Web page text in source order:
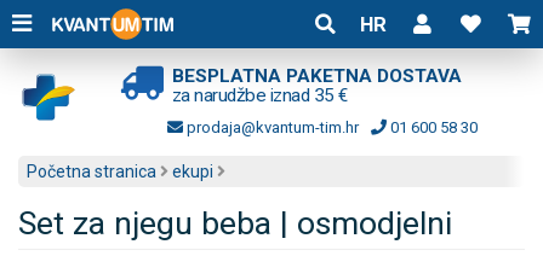
HR
BESPLATNA PAKETNA DOSTAVA
za narudžbe iznad 35 €
prodaja@kvantum-tim.hr 01 600 58 30
Početna stranica ekupi
Set za njegu beba | osmodjelni